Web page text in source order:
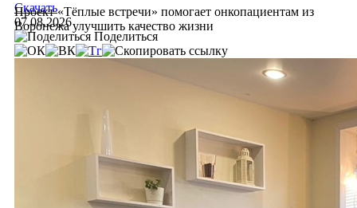
Проект «Тёплые встречи» помогает онкопациентам из
Воронежа улучшить качество жизни
Скачать
07.08.2026
Поделиться